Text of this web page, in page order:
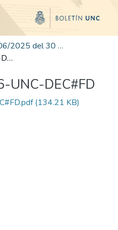
Edición 006/2025 del 30 de junio de 2025
RHCD-2025-136-UNC-DEC#FD
UNC-DEC#FD
(134.21 KB)